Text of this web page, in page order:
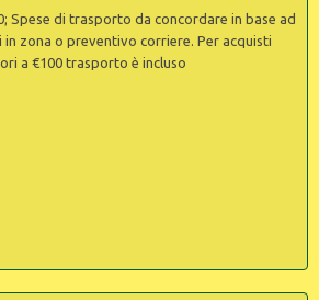
Spese di trasporto da concordare in base ad
zona o preventivo corriere. Per acquisti
a €100 trasporto è incluso